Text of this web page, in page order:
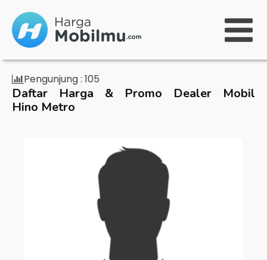
Pengunjung : 105
Daftar Harga & Promo Dealer Mobil
Hino Metro